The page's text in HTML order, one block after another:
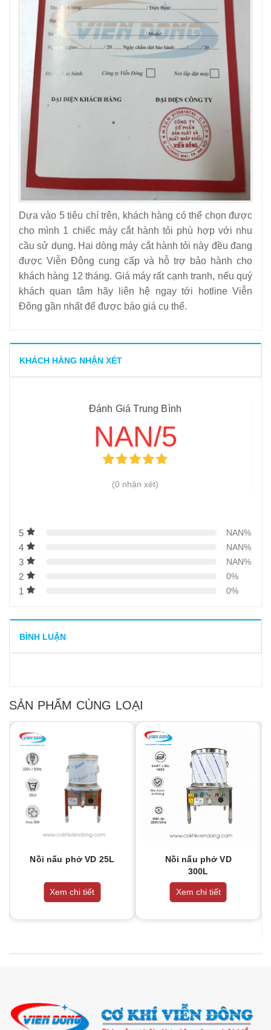
Dựa vào 5 tiêu chí trên, khách hàng có thể chọn được
cho mình 1 chiếc máy cắt hành tỏi phù hợp với nhu
cầu sử dụng. Hai dòng máy cắt hành tỏi này đều đang
được Viễn Đông cung cấp và hỗ trợ bảo hành cho
khách hàng 12 tháng. Giá máy rất cạnh tranh, nếu quý
khách quan tâm hãy liên hệ ngay tới hotline Viễn
Đông gần nhất để được báo giá cụ thể.
KHÁCH HÀNG NHẬN XÉT
Đánh Giá Trung Bình
NAN/5
(0 nhận xét)
5 NAN%
4 NAN%
3 NAN%
2 0%
1 0%
BÌNH LUẬN
SẢN PHẨM CÙNG LOẠI
Nồi nấu phở VD 25L
Xem chi tiết
Nồi nấu phở VD
300L
Xem chi tiết